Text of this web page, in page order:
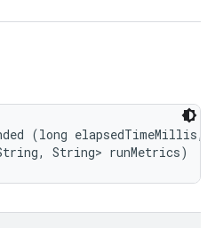
(long elapsedTimeMillis,
String> runMetrics)